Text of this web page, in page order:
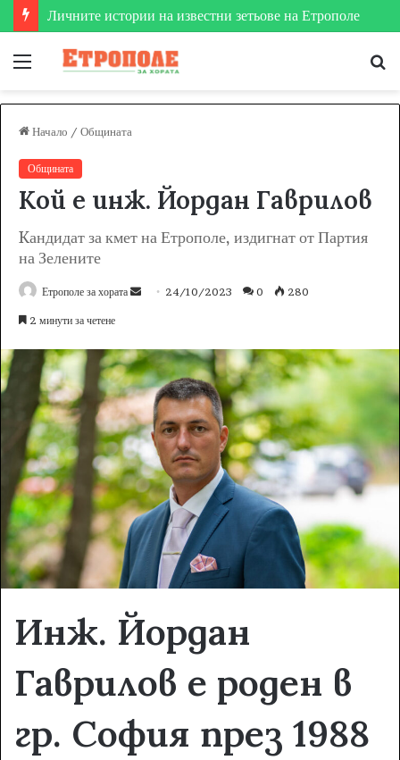
Етрополе затвърди мястото си на футболната карта
Меню
Начало / Общината
Общината
Кой е инж. Йордан Гаврилов
Kандидат за кмет на Етрополе, издигнат от Партия
на Зелените
Етрополе за хората
d
a
n
e
m
a
l
24/10/2023 0 280
2 минути за четене
Инж. Йордан
Гаврилов е роден в
гр. София през 1988